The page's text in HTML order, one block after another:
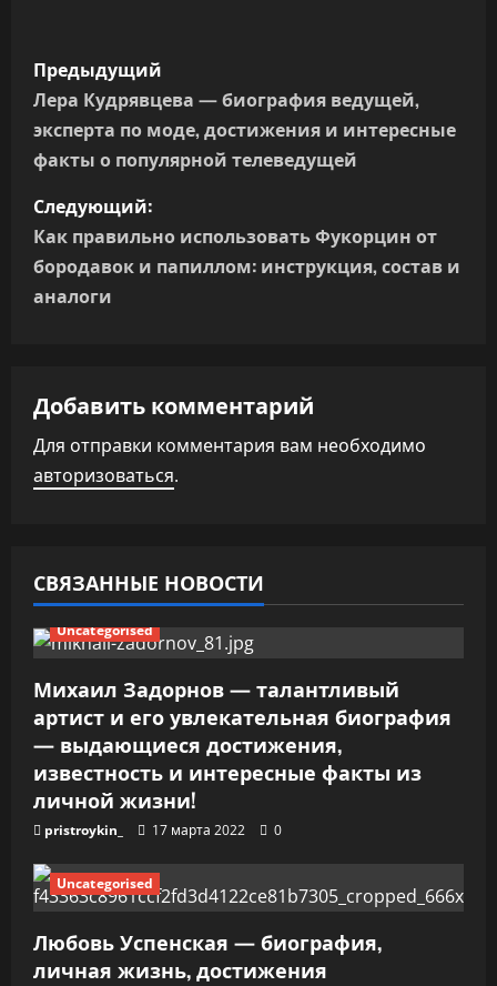
Н
а
в
и
г
а
и
я
п
з
а
п
и
с
я
м
Предыдущий
Лера Кудрявцева — биография ведущей,
эксперта по моде, достижения и интересные
факты о популярной телеведущей
Следующий:
Как правильно использовать Фукорцин от
бородавок и папиллом: инструкция, состав и
аналоги
Добавить комментарий
Для отправки комментария вам необходимо
авторизоваться.
СВЯЗАННЫЕ НОВОСТИ
Uncategorised
Михаил Задорнов — талантливый
артист и его увлекательная биография
— выдающиеся достижения,
известность и интересные факты из
личной жизни!
pristroykin_ 17 марта 2022 0
Uncategorised
Любовь Успенская — биография,
личная жизнь, достижения